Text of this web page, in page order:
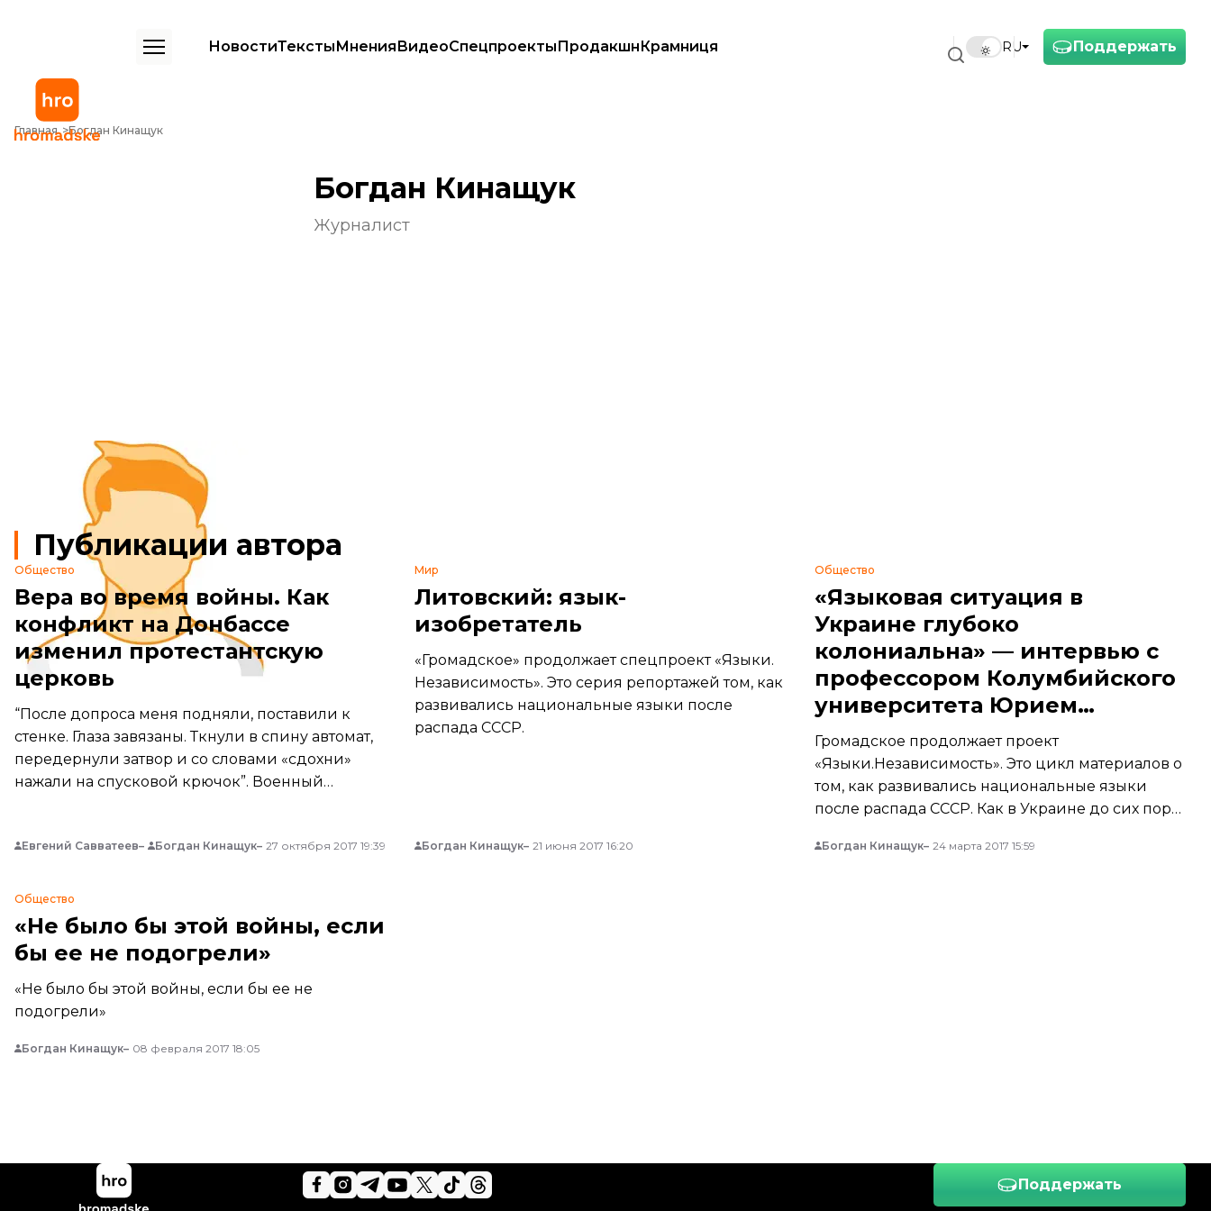
Поддержать
RU
НовостиТекстыМненияВидеоСпецпроектыПродакшнКрамниця
Главная Богдан Кинащук
Богдан Кинащук
Журналист
Публикации автора
Общество
Вера во время войны. Как
конфликт на Донбассе
изменил протестантскую
церковь
“После допроса меня подняли, поставили к
стенке. Глаза завязаны. Ткнули в спину автомат,
передернули затвор и со словами «сдохни»
нажали на спусковой крючок”. Военный
(город в 130 км от Донецка, с которого началась
оккупацией 3 месяца) его взяли в плен
боевики Игоря Стрелко
Евгений Савватеев Богдан Кинащук 27 октября 2017 19:39
Мир
Литовский: язык-
изобретатель
«Громадское» продолжает спецпроект «Языки.
Независимость». Это серия репортажей том, как
развивались национальные языки после
распада СССР.
Богдан Кинащук 21 июня 2017 16:20
Общество
«Языковая ситуация в
Украине глубоко
колониальна» — интервью с
профессором Колумбийского
университета Юрием
Шевчуком
Громадское продолжает проект
«Языки.Независимость». Это цикл материалов о
том, как развивались национальные языки
после распада СССР. Как в Украине до сих пор
русификации? Кто учит украинский язык в
Богдан Кинащук 24 марта 2017 15:59
Общество
«Не было бы этой войны, если
бы ее не подогрели»
«Не было бы этой войны, если бы ее не
подогрели»
Богдан Кинащук 08 февраля 2017 18:05
Поддержать